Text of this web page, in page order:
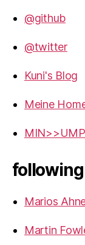
@github
@twitter
Kuni's Blog
Meine
MIN>>UMP
following
Marios
Martin